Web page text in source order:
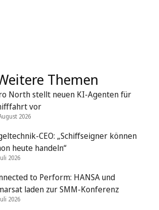
Themen
North stellt neuen KI-Agenten für
vor
2026
CEO: „Schiffseigner können
heute handeln“
2026
to Perform: HANSA und
laden zur SMM-Konferenz
2026